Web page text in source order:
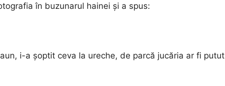
în buzunarul hainei și a spus:
i-a șoptit ceva la ureche, de parcă jucăria ar fi putut